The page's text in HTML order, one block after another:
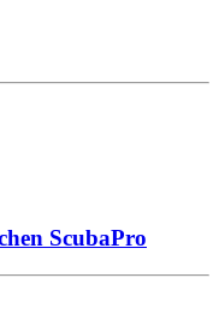
ScubaPro